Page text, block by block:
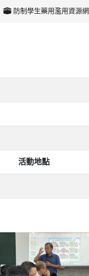
防制學生藥用濫用資源網
活動地點